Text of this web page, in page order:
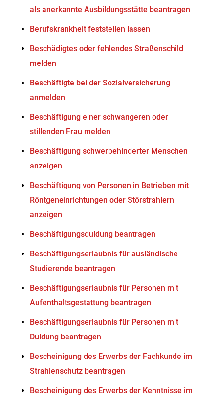
als anerkannte Ausbildungsstätte beantragen
Berufskrankheit feststellen lassen
Beschädigtes oder fehlendes Straßenschild
melden
Beschäftigte bei der Sozialversicherung
anmelden
Beschäftigung einer schwangeren oder
stillenden Frau melden
Beschäftigung schwerbehinderter Menschen
anzeigen
Beschäftigung von Personen in Betrieben mit
Röntgeneinrichtungen oder Störstrahlern
anzeigen
Beschäftigungsduldung beantragen
Beschäftigungserlaubnis für ausländische
Studierende beantragen
Beschäftigungserlaubnis für Personen mit
Aufenthaltsgestattung beantragen
Beschäftigungserlaubnis für Personen mit
Duldung beantragen
Bescheinigung des Erwerbs der Fachkunde im
Strahlenschutz beantragen
Bescheinigung des Erwerbs der Kenntnisse im